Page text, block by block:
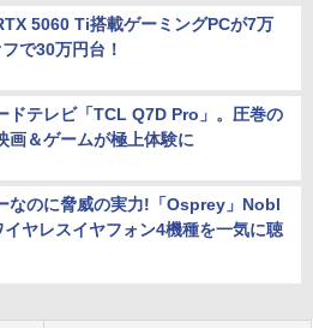
5060 Ti搭載ゲーミングPCが7万
で30万円台！
ドテレビ「TCL Q7D Pro」。圧巻の
画＆ゲームが極上体験に
なのに脅威の実力!「Osprey」Nobl
ヤレスイヤフォン4機種を一気に聴